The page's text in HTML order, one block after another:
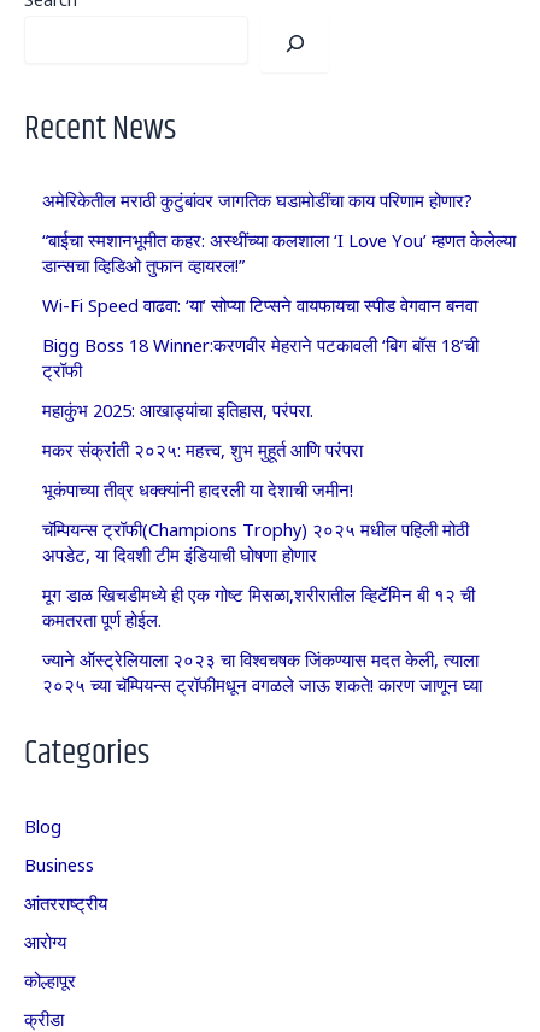
Recent News
अमेरिकेतील मराठी कुटुंबांवर जागतिक घडामोडींचा काय परिणाम होणार?
“बाईचा स्मशानभूमीत कहर: अस्थींच्या कलशाला ‘I Love You’ म्हणत केलेल्या
डान्सचा व्हिडिओ तुफान व्हायरल!”
Wi-Fi Speed वाढवा: ‘या’ सोप्या टिप्सने वायफायचा स्पीड वेगवान बनवा
Bigg Boss 18 Winner:करणवीर मेहराने पटकावली ‘बिग बॉस 18’ची
ट्रॉफी
महाकुंभ 2025: आखाड्यांचा इतिहास, परंपरा.
मकर संक्रांती २०२५: महत्त्व, शुभ मुहूर्त आणि परंपरा
भूकंपाच्या तीव्र धक्क्यांनी हादरली या देशाची जमीन!
चॅम्पियन्स ट्रॉफी(Champions Trophy) २०२५ मधील पहिली मोठी
अपडेट, या दिवशी टीम इंडियाची घोषणा होणार
मूग डाळ खिचडीमध्ये ही एक गोष्ट मिसळा,शरीरातील व्हिटॅमिन बी १२ ची
कमतरता पूर्ण होईल.
ज्याने ऑस्ट्रेलियाला २०२३ चा विश्वचषक जिंकण्यास मदत केली, त्याला
२०२५ च्या चॅम्पियन्स ट्रॉफीमधून वगळले जाऊ शकते! कारण जाणून घ्या
Categories
Blog
Business
आंतरराष्ट्रीय
आरोग्य
कोल्हापूर
क्रीडा